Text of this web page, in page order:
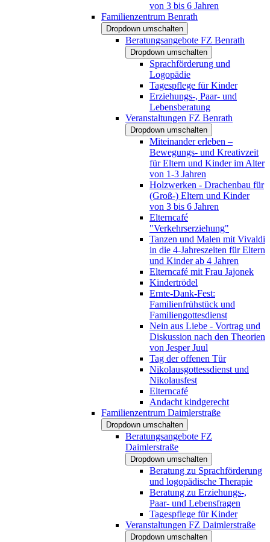
von 3 bis 6 Jahren
Familienzentrum Benrath
Dropdown umschalten
Beratungsangebote FZ Benrath
Dropdown umschalten
Sprachförderung und
Logopädie
Tagespflege für Kinder
Erziehungs-, Paar- und
Lebensberatung
Veranstaltungen FZ Benrath
Dropdown umschalten
Miteinander erleben –
Bewegungs- und Kreativzeit
für Eltern und Kinder im Alter
von 1-3 Jahren
Holzwerken - Drachenbau für
(Groß-) Eltern und Kinder
von 3 bis 6 Jahren
Elterncafé
"Verkehrserziehung"
Tanzen und Malen mit Vivaldi
in die 4-Jahreszeiten für Eltern
und Kinder ab 4 Jahren
Elterncafé mit Frau Jajonek
Kindertrödel
Ernte-Dank-Fest:
Familienfrühstück und
Familiengottesdienst
Nein aus Liebe - Vortrag und
Diskussion nach den Theorien
von Jesper Juul
Tag der offenen Tür
Nikolausgottessdienst und
Nikolausfest
Elterncafé
Andacht kindgerecht
Familienzentrum Daimlerstraße
Dropdown umschalten
Beratungsangebote FZ
Daimlerstraße
Dropdown umschalten
Beratung zu Sprachförderung
und logopädische Therapie
Beratung zu Erziehungs-,
Paar- und Lebensfragen
Tagespflege für Kinder
Veranstaltungen FZ Daimlerstraße
Dropdown umschalten